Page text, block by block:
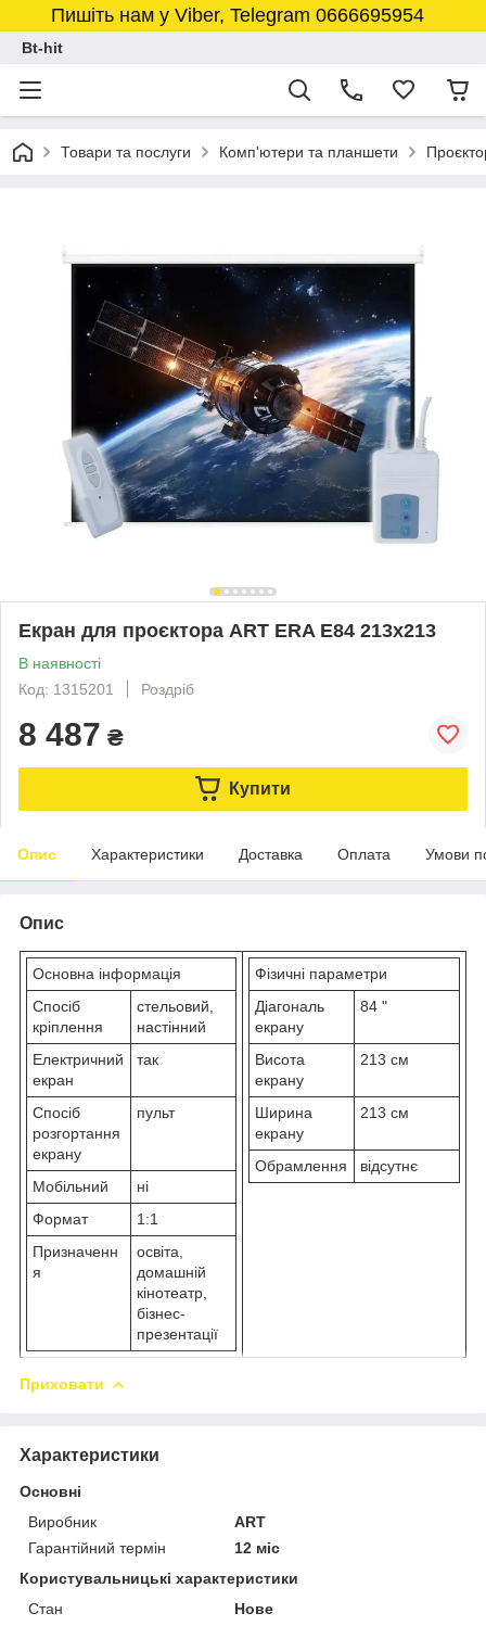
Пишіть нам у Viber, Telegram 0666695954
Bt-hit
Товари та послуги Комп'ютери та планшети
Екран для проєктора ART ERA E84 213x213
В наявності
Код: 1315201
Роздріб
8 487 ₴
Купити
Опис Характеристики Доставка Оплата Умови
Опис
Основна інформація
Спосіб
кріплення
стельовий,
настінний
Електричний
екран
так
Спосіб
розгортання
екрану
пульт
Мобільний
ні
Формат
1:1
Призначенн
я
освіта,
домашній
кінотеатр,
бізнес-
презентації
Фізичні параметри
Діагональ
екрану
84 "
Висота
екрану
213 см
Ширина
екрану
213 см
Обрамлення відсутнє
Приховати
Характеристики
Основні
Виробник
ART
Гарантійний термін
12 міс
Користувальницькі характеристики
Стан
Нове